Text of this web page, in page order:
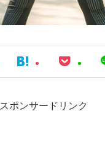
スポンサードリンク